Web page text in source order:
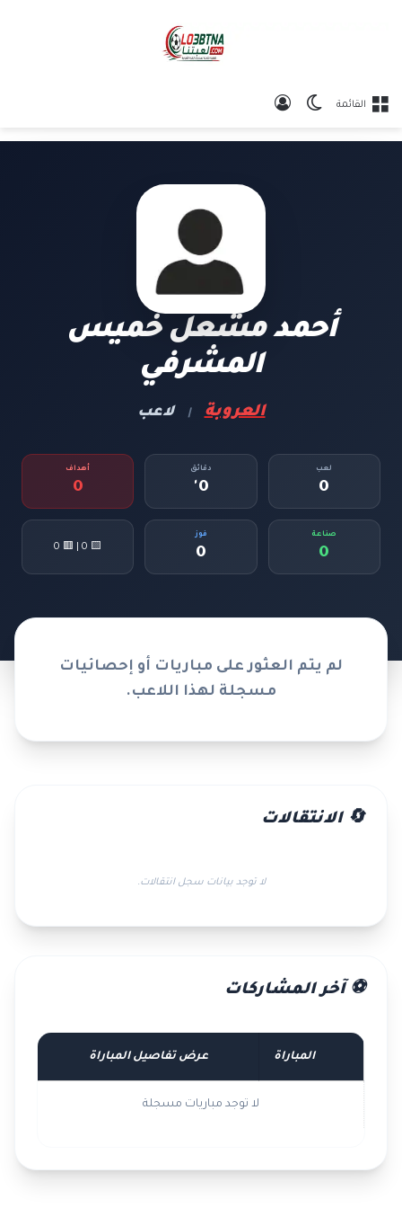
القائمة الوضع المظلم
أحمد مشعل خميس
المشرفي
العروبة | لاعب
لعب
0
دقائق
0'
أهداف
0
صناعة
0
فوز
0
🟨 0 | 🟥 0
لم يتم العثور على مباريات أو إحصائيات
مسجلة لهذا اللاعب.
🔄 الانتقالات
لا توجد بيانات سجل انتقالات.
⚽ آخر المشاركات
المباراة عرض تفاصيل المباراة
لا توجد مباريات مسجلة